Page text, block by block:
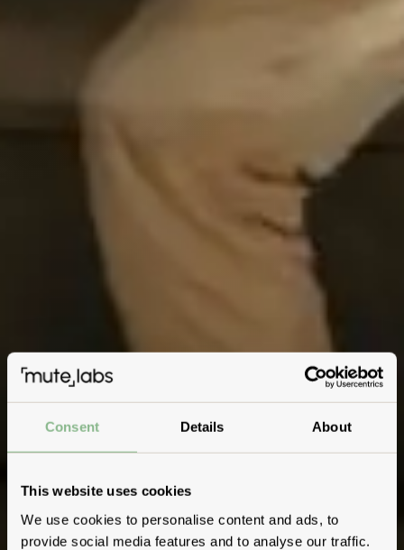
Consent Details About
This website uses cookies
We use cookies to personalise content and ads, to
provide social media features and to analyse our traffic.